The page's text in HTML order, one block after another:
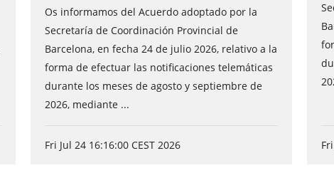
Os informamos del Acuerdo adoptado por la
Secretaría de Coordinación Provincial de
Barcelona, en fecha 24 de julio 2026, relativo a la
forma de efectuar las notificaciones telemáticas
durante los meses de agosto y septiembre de
2026, mediante ...
Fri Jul 24 16:16:00 CEST 2026